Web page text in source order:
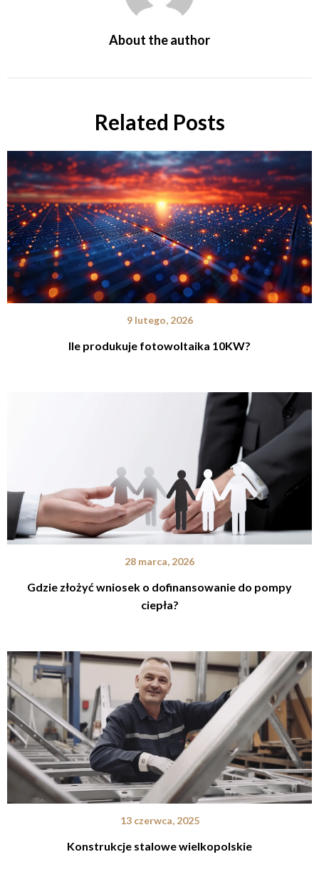
About the author
Related Posts
9 lutego, 2026
Ile produkuje fotowoltaika 10KW?
28 marca, 2026
Gdzie złożyć wniosek o dofinansowanie do pompy
ciepła?
13 czerwca, 2025
Konstrukcje stalowe wielkopolskie